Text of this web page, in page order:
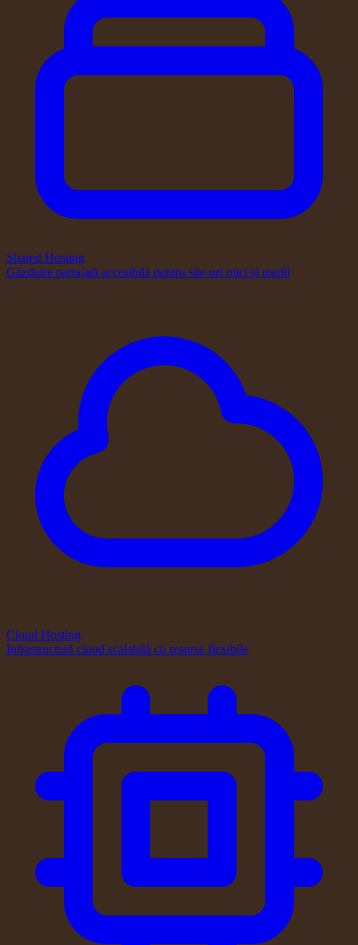
Shared Hosting
Găzduire partajată accesibilă pentru site-uri mici și medii
Cloud Hosting
Infrastructură cloud scalabilă cu resurse flexibile